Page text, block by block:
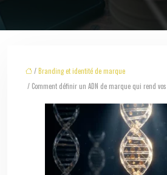
/Branding et identité de marque
/ Comment définir un ADN de marque qui rend